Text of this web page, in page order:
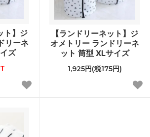
ト】ジ
リーネ
ズ
【ランドリーネット】ジ
オメトリー ランドリーネ
ット 筒型 XLサイズ
1,925円(税175円)